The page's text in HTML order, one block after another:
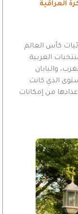
الكرة العراقية
كأس العالم
العربية
واليابان
الذي كانت
من إمكانات